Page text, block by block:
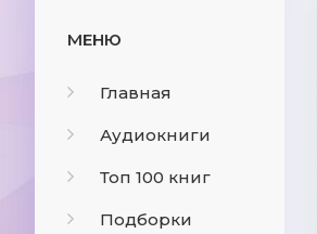
МЕНЮ
Главная
Аудиокниги
Топ 100 книг
Подборки